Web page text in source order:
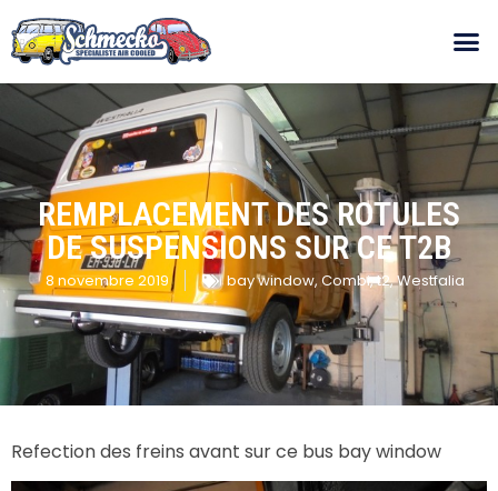
REMPLACEMENT DES ROTULES
DE SUSPENSIONS SUR CE T2B
8 novembre 2019 bay window,Combi,t2,Westfalia
Refection des freins avant sur ce bus bay window